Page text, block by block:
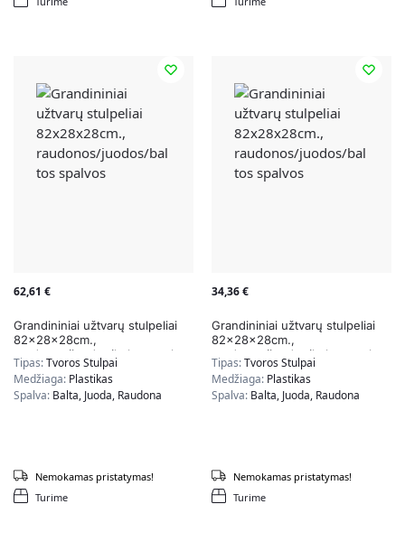
62,61 €
Grandininiai užtvarų stulpeliai
82x28x28cm.,
raudonos/juodos/baltos spalvos
Tipas:Tvoros Stulpai
Medžiaga: Plastikas
Spalva: Balta, Juoda, Raudona
Turime
Nemokamas pristatymas!
34,36€
Grandininiai užtvarų stulpeliai
82x28x28cm.,
raudonos/juodos/baltos spalvos
Tipas:Tvoros Stulpai
Medžiaga: Plastikas
Spalva: Balta, Juoda, Raudona
Turime
Nemokamas pristatymas!